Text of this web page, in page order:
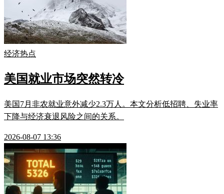
经济热点
美国就业市场突然转冷
美国7月非农就业意外减少2.3万人。本文分析低招聘、失业率
下降与经济衰退风险之间的关系。
2026-08-07 13:36